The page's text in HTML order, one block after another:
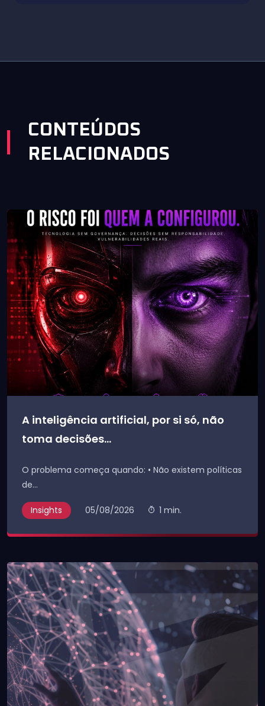
CONTEÚDOS
RELACIONADOS
A inteligência artificial, por si só, não
toma decisões...
O problema começa quando: • Não existem políticas
de...
Insights 05/08/2026 1 min.